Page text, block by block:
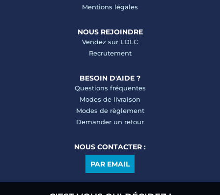
Mentions légales
NOUS REJOINDRE
Vendez sur LDLC
Recrutement
BESOIN D'AIDE ?
Questions fréquentes
Modes de livraison
Modes de règlement
Demander un retour
NOUS CONTACTER :
PAR EMAIL